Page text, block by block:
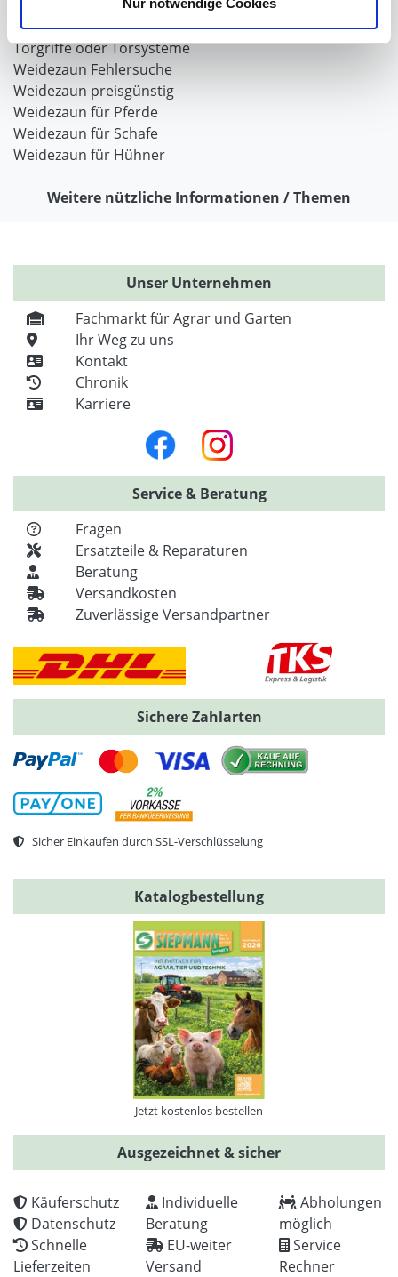
Nur notwendige Cookies
Weidezaun selber bauen
Weidezaunlitzen
Torgriffe oder Torsysteme
Weidezaun Fehlersuche
Weidezaun preisgünstig
Weidezaun für Pferde
Weidezaun für Schafe
Weidezaun für Hühner
Weitere nützliche Informationen / Themen
Unser Unternehmen
Fachmarkt für Agrar und Garten
Ihr Weg zu uns
Kontakt
Chronik
Karriere
Service & Beratung
Fragen
Ersatzteile & Reparaturen
Beratung
Versandkosten
Zuverlässige Versandpartner
Sichere Zahlarten
Sicher Einkaufen durch SSL-Verschlüsselung
Katalogbestellung
Jetzt kostenlos bestellen
Ausgezeichnet & sicher
Käuferschutz
Datenschutz
Schnelle
Lieferzeiten
Individuelle
Beratung
EU-weiter
Versand
Abholungen
möglich
Service
Rechner